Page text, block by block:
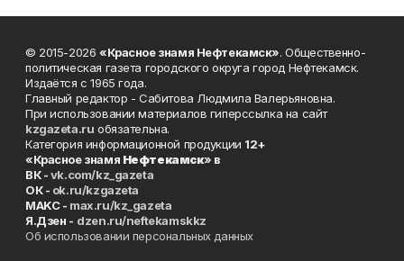
© 2015-2026 «Красное знамя Нефтекамск». Общественно-
политическая газета городского округа город Нефтекамск.
Издаётся с 1965 года.
Главный редактор - Сабитова Людмила Валерьяновна.
При использовании материалов гиперссылка на сайт
kzgazeta.ru обязательна.
Категория информационной продукции 12+
«Красное знамя Нефтекамск» в
ВК -vk.com/kz_gazeta
ОК - ok.ru/kzgazeta
MAKC - max.ru/kz_gazeta
Я.Дзен - dzen.ru/neftekamskkz
Об использовании персональных данных